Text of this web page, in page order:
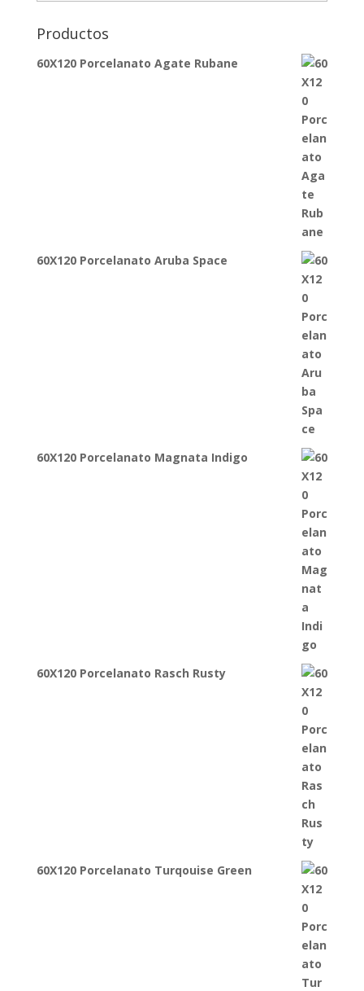
Productos
60X120 Porcelanato Agate Rubane
60X120 Porcelanato Aruba Space
60X120 Porcelanato Magnata Indigo
60X120 Porcelanato Rasch Rusty
60X120 Porcelanato Turqouise Green